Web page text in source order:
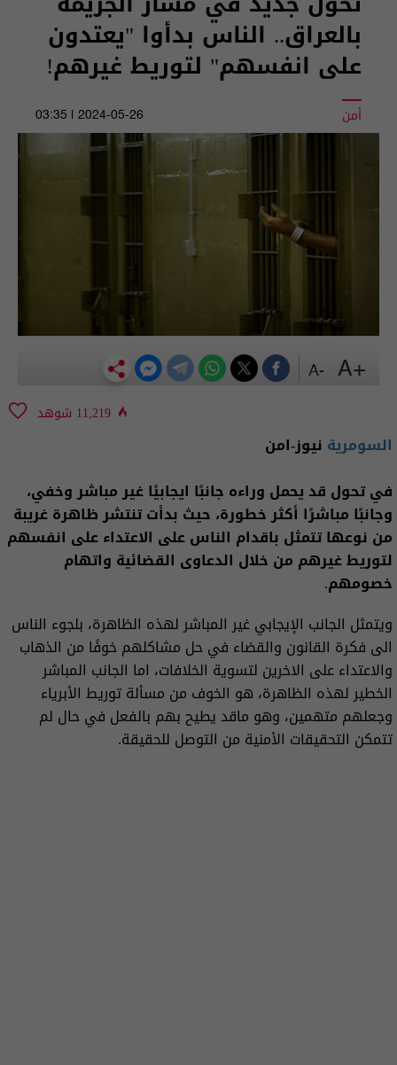
بالعراق.. الناس بدأوا "يعتدون
على انفسهم" لتوريط غيرهم!
أمن 2024-05-26 | 03:35
11,219 شوهد
السومرية نيوز-امن
في تحول قد يحمل وراءه جانبًا ايجابيًا غير مباشر وخفي،
وجانبًا مباشرًا أكثر خطورة، حيث بدأت تنتشر ظاهرة غريبة
من نوعها تتمثل باقدام الناس على الاعتداء على انفسهم
لتوريط غيرهم من خلال الدعاوى القضائية واتهام
خصومهم.
ويتمثل الجانب الإيجابي غير المباشر لهذه الظاهرة، بلجوء الناس
الى فكرة القانون والقضاء في حل مشاكلهم خوفًا من الذهاب
والاعتداء على الاخرين لتسوية الخلافات، اما الجانب المباشر
الخطير لهذه الظاهرة، هو الخوف من مسألة توريط الأبرياء
وجعلهم متهمين، وهو ماقد يطيح بهم بالفعل في حال لم
تتمكن التحقيقات الأمنية من التوصل للحقيقة.
+A
-A